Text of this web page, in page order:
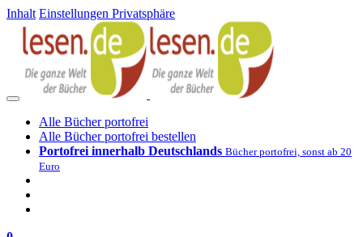
Inhalt Einstellungen Privatsphäre
Alle Bücher portofrei
Alle Bücher portofrei bestellen
Portofrei innerhalb Deutschlands Bücher portofrei, sonst ab 20
Euro